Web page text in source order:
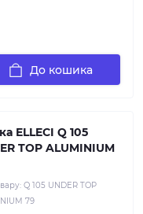
До кошика
ELLECI Q 105
TOP ALUMINIUM
Q 105 UNDER TOP
79